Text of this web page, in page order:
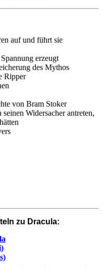
auf und führt sie
erzeugt
des Mythos
Ripper
von Bram Stoker
Widersacher antreten,
zu Dracula: